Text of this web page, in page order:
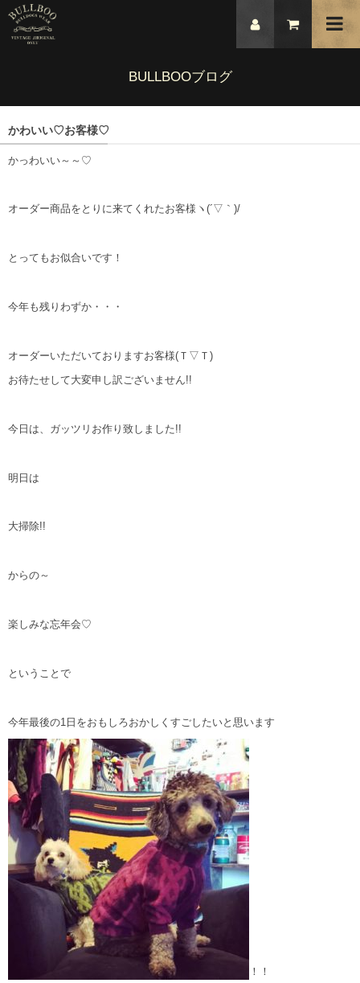
BULLBOOブログ
かわいい♡お客様♡
かっわいい～～♡
オーダー商品をとりに来てくれたお客様ヽ(´▽｀)/
とってもお似合いです！
今年も残りわずか・・・
オーダーいただいておりますお客様(Ｔ▽Ｔ)
お待たせして大変申し訳ございません!!
今日は、ガッツリお作り致しました!!
明日は
大掃除!!
からの～
楽しみな忘年会♡
ということで
今年最後の1日をおもしろおかしくすごしたいと思います
！！